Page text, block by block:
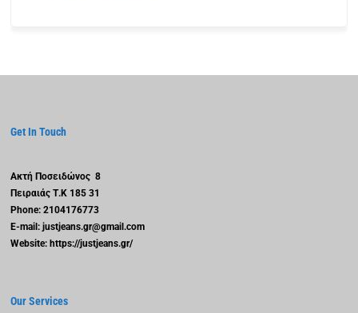
Get In Touch
Ακτή Ποσειδώνος 8
Πειραιάς Τ.Κ 185 31
Phone: 2104176773
E-mail: justjeans.gr@gmail.com
Website: https://justjeans.gr/
Our Services